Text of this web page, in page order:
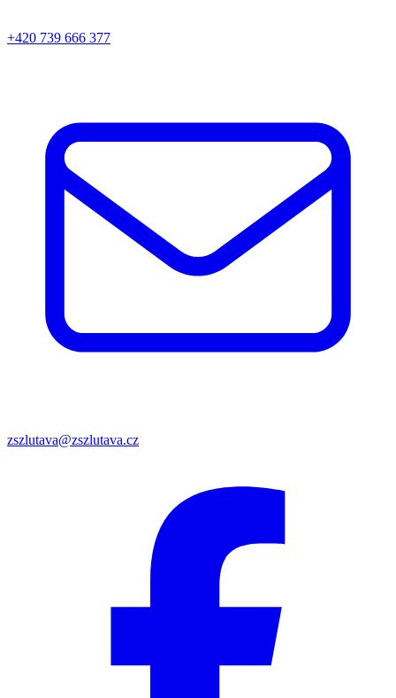
+420 739 666 377
zszlutava@zszlutava.cz